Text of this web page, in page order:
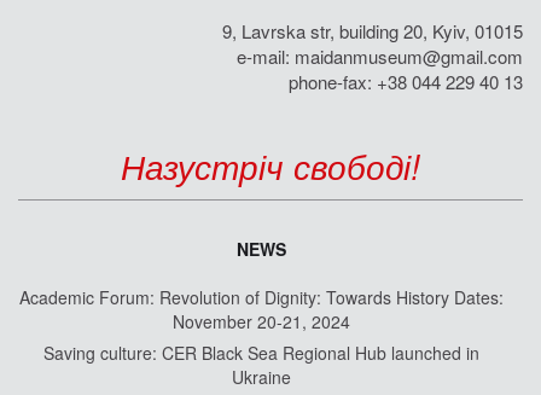
9, Lavrska str, building 20, Kyiv, 01015
e-mail: maidanmuseum@gmail.com
phone-fax: +38 044 229 40 13
Назустріч свободі!
NEWS
Academic Forum: Revolution of Dignity: Towards History Dates:
November 20-21, 2024
Saving culture: CER Black Sea Regional Hub launched in
Ukraine